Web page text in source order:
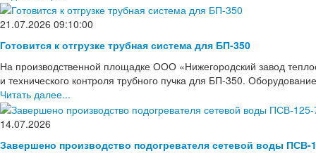
21.07.2026 09:10:00
Готовится к отгрузке трубная система для БП-350
На производственной площадке ООО «Нижегородский завод
и технического контроля трубного пучка для БП-350.
Читать далее...
14.07.2026
Завершено производство подогревателя сетевой воды ПСВ-